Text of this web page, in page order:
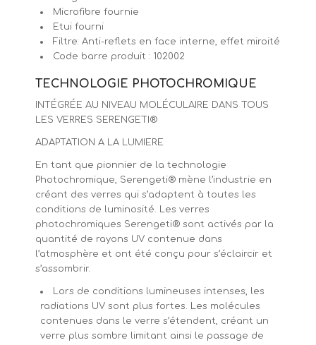
Microfibre fournie
Etui fourni
Filtre: Anti-reflets en face interne, effet miroité
Code barre produit : 102002
TECHNOLOGIE PHOTOCHROMIQUE
INTÉGRÉE AU NIVEAU MOLÉCULAIRE DANS TOUS
LES VERRES SERENGETI®
ADAPTATION A LA LUMIERE
En tant que pionnier de la technologie
Photochromique, Serengeti® mène l’industrie en
créant des verres qui s’adaptent à toutes les
conditions de luminosité. Les verres
photochromiques Serengeti® sont activés par la
quantité de rayons UV contenue dans
l’atmosphère et ont été conçu pour s’éclaircir et
s’assombrir.
Lors de conditions lumineuses intenses, les
radiations UV sont plus fortes. Les molécules
contenues dans le verre s’étendent, créant un
verre plus sombre limitant ainsi le passage de